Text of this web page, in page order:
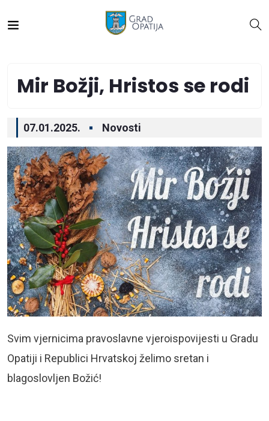
Mir Božji, Hristos se rodi
07.01.2025. Novosti
Svim vjernicima pravoslavne vjeroispovijesti u Gradu
Opatiji i Republici Hrvatskoj želimo sretan i
blagoslovljen Božić!